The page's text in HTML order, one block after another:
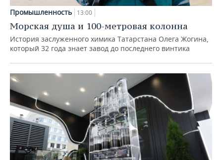
Промышленность 13:00
Морская душа и 100-метровая колонна
История заслуженного химика Татарстана Олега Жогина,
который 32 года знает завод до последнего винтика